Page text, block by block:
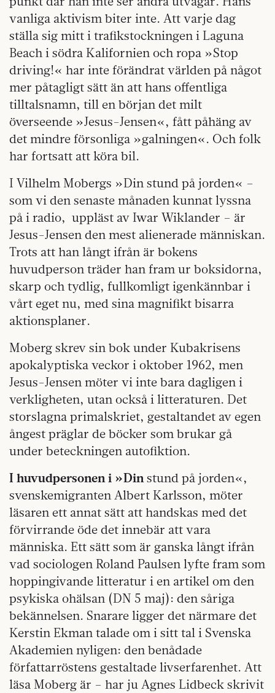
vanliga aktivism biter inte. Att varje dag
ställa sig mitt i trafikstockningen i Laguna
Beach i södra Kalifornien och ropa »Stop
driving!« har inte förändrat världen på något
mer påtagligt sätt än att hans offentliga
tilltalsnamn, till en början det milt
överseende »Jesus-Jensen«, fått påhäng av
det mindre försonliga »galningen«. Och folk
har fortsatt att köra bil.
I Vilhelm Mobergs »Din stund på jorden« –
som vi den senaste månaden kunnat lyssna
på i radio, uppläst av Iwar Wiklander – är
Jesus-Jensen den mest alienerade människan.
Trots att han långt ifrån är bokens
huvudperson träder han fram ur boksidorna,
skarp och tydlig, fullkomligt igenkännbar i
vårt eget nu, med sina magnifikt bisarra
aktionsplaner.
Moberg skrev sin bok under Kubakrisens
apokalyptiska veckor i oktober 1962, men
Jesus-Jensen möter vi inte bara dagligen i
verkligheten, utan också i litteraturen. Det
storslagna primalskriet, gestaltandet av egen
ångest präglar de böcker som brukar gå
under beteckningen autofiktion.
I huvudpersonen i »Dinstund på jorden«,
svenskemigranten Albert Karlsson, möter
läsaren ett annat sätt att handskas med det
förvirrande öde det innebär att vara
människa. Ett sätt som är ganska långt ifrån
vad sociologen Roland Paulsen lyfte fram som
hoppingivande litteratur i en artikel om den
psykiska ohälsan (DN 5 maj): den såriga
bekännelsen. Snarare ligger det närmare det
Kerstin Ekman talade om i sitt tal i Svenska
Akademien nyligen: den benådade
författarröstens gestaltade livserfarenhet. Att
läsa Moberg är – har ju Agnes Lidbeck skrivit